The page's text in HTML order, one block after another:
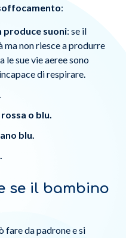
:
produce suoni: se il
non riesce a produrre
le sue vie aeree sono
di respirare.
o blu.
blu.
se il bambino
fare da padrone e si